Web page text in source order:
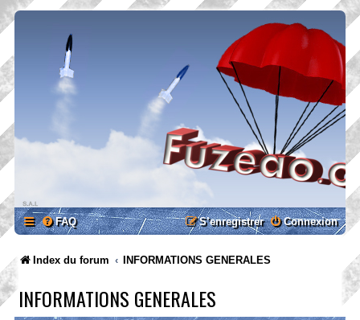
FAQ Connexion
S’enregistrer
Index du forum INFORMATIONS GENERALES
INFORMATIONS GENERALES